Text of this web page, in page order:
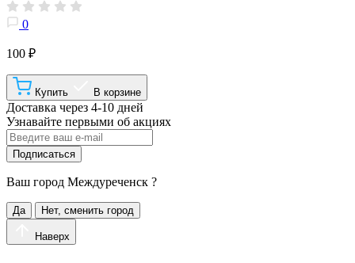
0
100 ₽
Купить В корзине
Доставка через 4-10 дней
Узнавайте первыми об акциях
Подписаться
Ваш город Междуреченск ?
Да Нет, сменить город
Наверх